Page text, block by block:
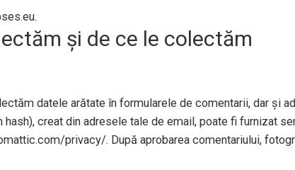
și de ce le colectăm
datele arătate în formularele de comentarii, dar și
hash), creat din adresele tale de email, poate fi furnizat
privacy/. După aprobarea comentariului,